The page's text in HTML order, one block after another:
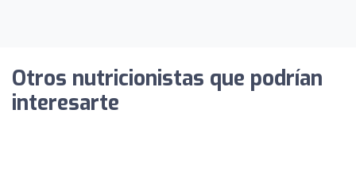
Otros nutricionistas que podrían
interesarte